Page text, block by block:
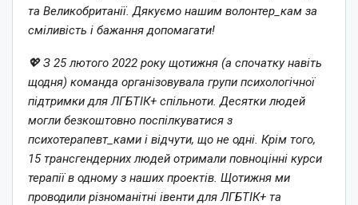
та Великобританії. Дякуємо нашим волонтер_кам за
сміливість і бажання допомагати!
💖 З 25 лютого 2022 року щотижня (а спочатку навіть
щодня) команда організовувала групи психологічної
підтримки для ЛГБТІК+ спільноти. Десятки людей
могли безкоштовно поспілкуватися з
психотерапевт_ками і відчути, що не одні. Крім того,
15 трансгендерних людей отримали повноцінні курси
терапії в одному з наших проектів. Щотижня ми
проводили різноманітні івенти для ЛГБТІК+ та